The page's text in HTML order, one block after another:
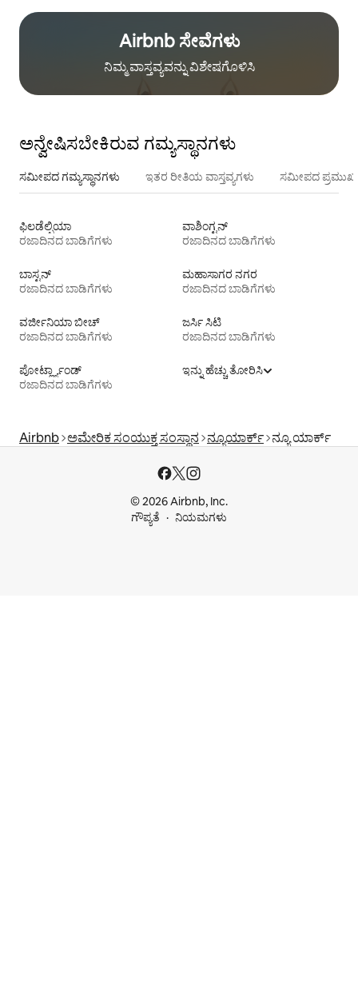
Airbnb ಸೇವೆಗಳು
ನಿಮ್ಮ ವಾಸ್ತವ್ಯವನ್ನು ವಿಶೇಷಗೊಳಿಸಿ
ಅನ್ವೇಷಿಸಬೇಕಿರುವ ಗಮ್ಯಸ್ಥಾನಗಳು
ಸಮೀಪದ ಗಮ್ಯಸ್ಥಾನಗಳು ಇತರ ರೀತಿಯ ವಾಸ್ತವ್ಯಗಳು ಸಮೀಪದ ಪ್ರಮುಖ
ಫಿಲಡೆಲ್ಫಿಯಾ
ರಜಾದಿನದ ಬಾಡಿಗೆಗಳು
ವಾಶಿಂಗ್ಟನ್
ರಜಾದಿನದ ಬಾಡಿಗೆಗಳು
ಬಾಸ್ಟನ್
ರಜಾದಿನದ ಬಾಡಿಗೆಗಳು
ಮಹಾಸಾಗರ ನಗರ
ರಜಾದಿನದ ಬಾಡಿಗೆಗಳು
ವರ್ಜೀನಿಯಾ ಬೀಚ್
ರಜಾದಿನದ ಬಾಡಿಗೆಗಳು
ಜರ್ಸಿ ಸಿಟಿ
ರಜಾದಿನದ ಬಾಡಿಗೆಗಳು
ಪೋರ್ಟ್ಲ್ಯಾಂಡ್
ರಜಾದಿನದ ಬಾಡಿಗೆಗಳು
ಇನ್ನು ಹೆಚ್ಚು ತೋರಿಸಿ
Airbnb ಅಮೇರಿಕ ಸಂಯುಕ್ತ ಸಂಸ್ಥಾನ ನ್ಯೂಯಾರ್ಕ್ ನ್ಯೂ ಯಾರ್ಕ್
© 2026 Airbnb, Inc.
ಗೌಪ್ಯತೆ
ನಿಯಮಗಳು